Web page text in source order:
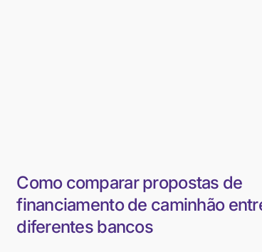
Como comparar propostas de
financiamento de caminhão
diferentes bancos